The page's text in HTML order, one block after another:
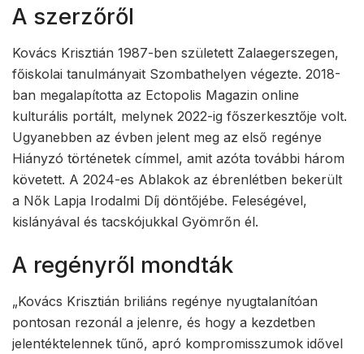
A szerzőről
Kovács Krisztián 1987-ben született Zalaegerszegen,
főiskolai tanulmányait Szombathelyen végezte. 2018-
ban megalapította az Ectopolis Magazin online
kulturális portált, melynek 2022-ig főszerkesztője volt.
Ugyanebben az évben jelent meg az első regénye
Hiányzó történetek címmel, amit azóta további három
követett. A 2024-es Ablakok az ébrenlétben bekerült
a Nők Lapja Irodalmi Díj döntőjébe. Feleségével,
kislányával és tacskójukkal Gyömrőn él.
A regényről mondták
„Kovács Krisztián briliáns regénye nyugtalanítóan
pontosan rezonál a jelenre, és hogy a kezdetben
jelentéktelennek tűnő, apró kompromisszumok idővel